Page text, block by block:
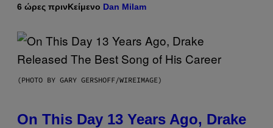
6 ώρες πρινΚείμενο Dan Milam
(PHOTO BY GARY GERSHOFF/WIREIMAGE)
On This Day 13 Years Ago, Drake